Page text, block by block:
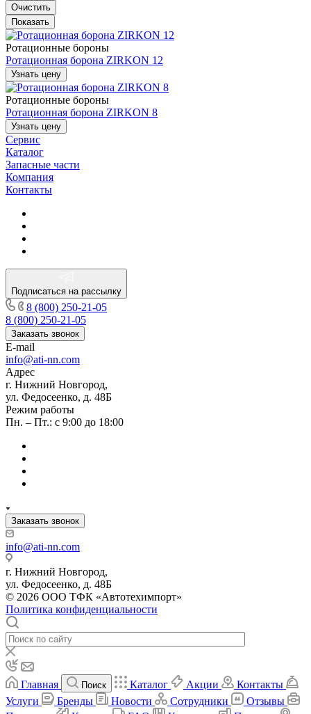
Очистить
Ротационные бороны
Ротационная борона ZIRKON 12
Узнать цену
Ротационные бороны
Ротационная борона ZIRKON 8
Узнать цену
Сервис
Каталог
Запасные части
Компания
Контакты
Подписаться на рассылку
8 (800) 250-21-05
8 (800) 250-21-05
Заказать звонок
E-mail
info@ati-nn.com
Адрес
г. Нижний Новгород,
ул. Федосеенко, д. 48Б
Режим работы
Пн. – Пт.: с 9:00 до 18:00
Заказать звонок
info@ati-nn.com
г. Нижний Новгород,
ул. Федосеенко, д. 48Б
© 2026 ООО ТФК «Автотехимпорт»
Политика конфиденциальности
Главная Поиск Каталог Акции
Контакты
Услуги
Бренды Новости Сотрудники
Отзывы